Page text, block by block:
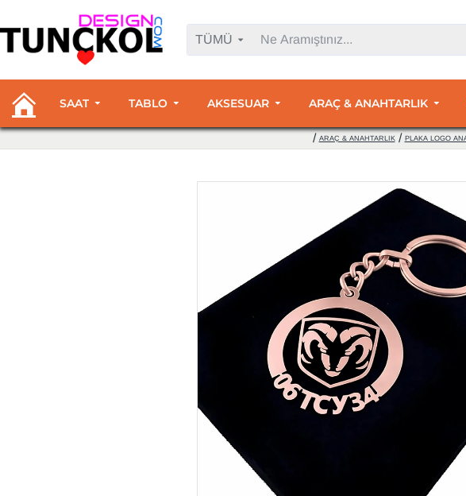
TÜMÜ
SAAT TABLO AKSESUAR ARAÇ & ANAHTARLIK
ARAÇ & ANAHTARLIK PLAKA LOGO